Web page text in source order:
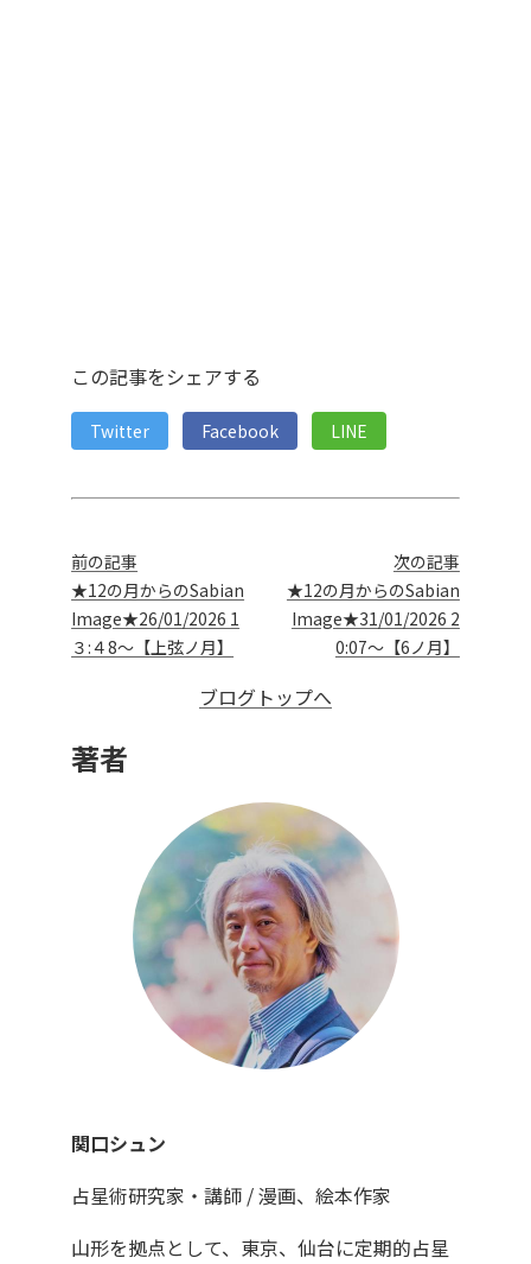
この記事をシェアする
Twitter Facebook LINE
前の記事
★12の月からのSabian
Image★26/01/2026 1
３:４8～【上弦ノ月】
次の記事
★12の月からのSabian
Image★31/01/2026 2
0:07～【6ノ月】
ブログトップへ
著者
関口シュン
占星術研究家・講師 / 漫画、絵本作家
山形を拠点として、東京、仙台に定期的占星